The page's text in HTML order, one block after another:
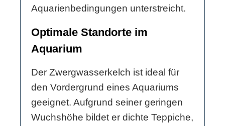
Aquarienbedingungen unterstreicht.
Optimale Standorte im
Aquarium
Der Zwergwasserkelch ist ideal für
den Vordergrund eines Aquariums
geeignet. Aufgrund seiner geringen
Wuchshöhe bildet er dichte Teppiche,